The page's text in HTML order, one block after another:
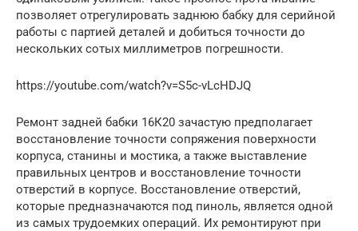
позволяет отрегулировать заднюю бабку для серийной
работы с партией деталей и добиться точности до
нескольких сотых миллиметров погрешности.
https://youtube.com/watch?v=S5c-vLcHDJQ
Ремонт задней бабки 16К20 зачастую предполагает
восстановление точности сопряжения поверхности
корпуса, станины и мостика, а также выставление
правильных центров и восстановление точности
отверстий в корпусе. Восстановление отверстий,
которые предназначаются под пиноль, является одной
из самых трудоемких операций. Их ремонтируют при